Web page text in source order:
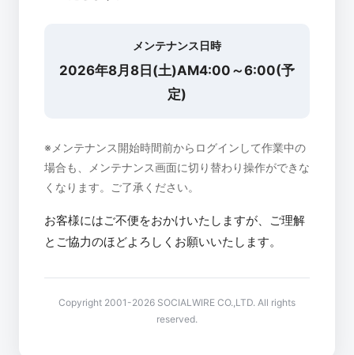
メンテナンス日時
2026年8月8日(土)AM4:00～6:00(予
定)
※メンテナンス開始時間前からログインして作業中の
場合も、メンテナンス画面に切り替わり操作ができな
くなります。ご了承ください。
お客様にはご不便をおかけいたしますが、ご理解
とご協力のほどよろしくお願いいたします。
Copyright 2001-2026 SOCIALWIRE CO.,LTD. All rights
reserved.